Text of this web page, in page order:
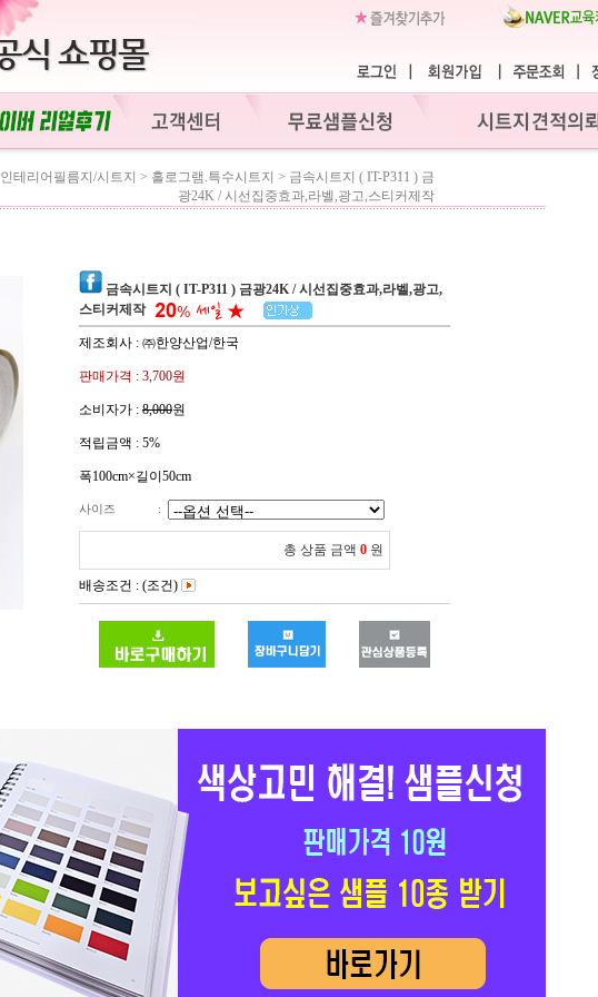
인테리어필름지/시트지 > 홀로그램.특수시트지 > 금속시트지 ( IT-P311 ) 금
광24K / 시선집중효과,라벨,광고,스티커제작
금속시트지 ( IT-P311 ) 금광24K / 시선집중효과,라벨,광고,
스티커제작
제조회사 : ㈜한양산업/한국
판매가격 : 3,700원
소비자가 : 8,000원
적립금액 : 5%
폭100cm×길이50cm
사이즈 :
총 상품 금액 0 원
배송조건 : (조건)